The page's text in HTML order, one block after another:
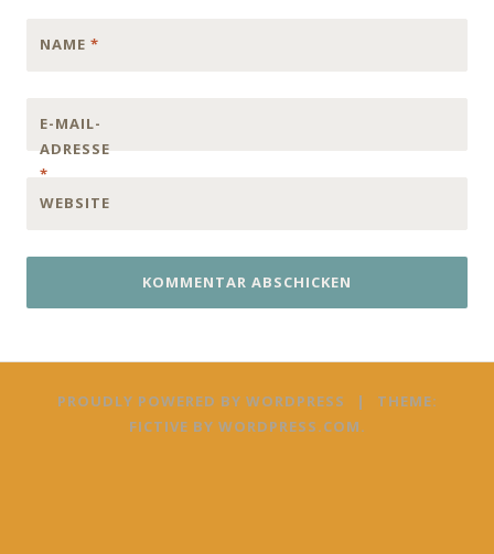
NAME *
E-MAIL-
ADRESSE
*
WEBSITE
PROUDLY POWERED BY WORDPRESS |
THEME:
FICTIVE BY WORDPRESS.COM.